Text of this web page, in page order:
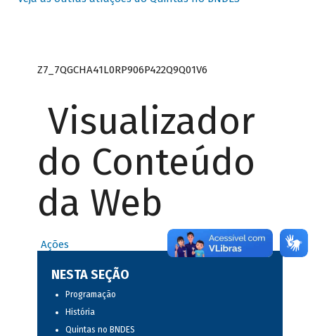
Z7_7QGCHA41L0RP906P422Q9Q01V6
Visualizador
do Conteúdo
da Web
Ações
NESTA SEÇÃO
Programação
História
Quintas no BNDES